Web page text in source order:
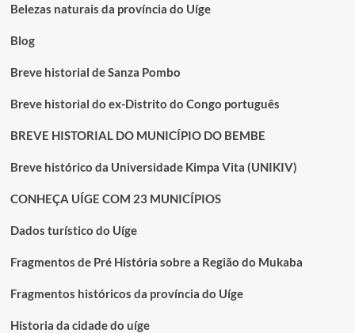
Belezas naturais da província do Uíge
Blog
Breve historial de Sanza Pombo
Breve historial do ex-Distrito do Congo português
BREVE HISTORIAL DO MUNICÍPIO DO BEMBE
Breve histórico da Universidade Kimpa Vita (UNIKIV)
CONHEÇA UÍGE COM 23 MUNICÍPIOS
Dados turístico do Uíge
Fragmentos de Pré História sobre a Região do Mukaba
Fragmentos históricos da província do Uíge
Historia da cidade do uíge